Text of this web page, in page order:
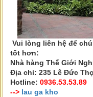
Vui lòng liên hệ để
tốt hơn:
Nhà hàng Thế Giới
Địa chỉ: 235 Lê Đức
Hotline: 0936.53.53.89
--> lau ga kho